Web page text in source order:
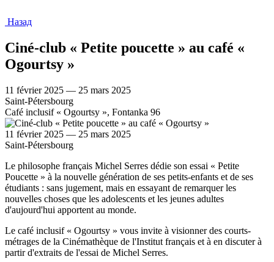
Назад
Ciné-club « Petite poucette » au café «
Ogourtsy »
11 février 2025 — 25 mars 2025
Saint-Pétersbourg
Café inclusif « Ogourtsy », Fontanka 96
11 février 2025 — 25 mars 2025
Saint-Pétersbourg
Le philosophe français Michel Serres dédie son essai « Petite
Poucette » à la nouvelle génération de ses petits-enfants et de ses
étudiants : sans jugement, mais en essayant de remarquer les
nouvelles choses que les adolescents et les jeunes adultes
d'aujourd'hui apportent au monde.
Le café inclusif « Ogourtsy » vous invite à visionner des courts-
métrages de la Cinémathèque de l'Institut français et à en discuter à
partir d'extraits de l'essai de Michel Serres.